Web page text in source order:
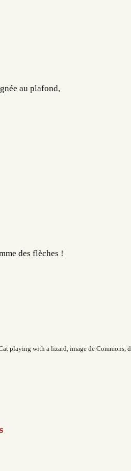
au plafond,
des flèches !
playing with a lizard, image de Commons,